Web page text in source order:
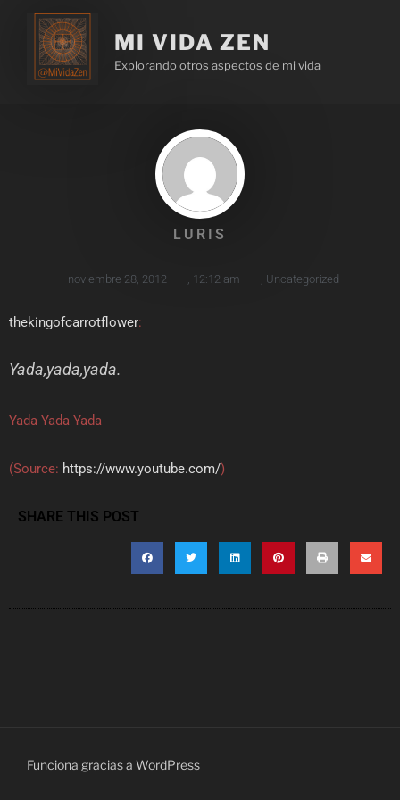
MI VIDA ZEN
Explorando otros aspectos de mi vida
LURIS
noviembre 28, 2012 12:12 am Uncategorized
thekingofcarrotflower:
Yada,yada,yada.
Yada Yada Yada
(Source: https://www.youtube.com/)
SHARE THIS POST
Funciona gracias a WordPress